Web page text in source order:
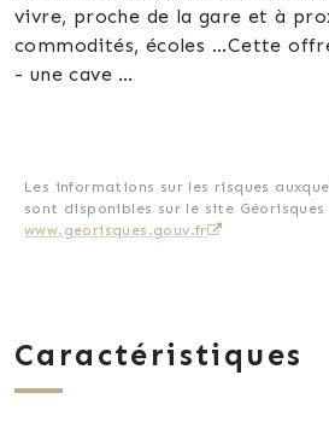
vivre, proche de la gare et à
commodités, écoles ...Cette
- une cave
récents
- un chauffage électrique
rendez-vous en téléphonant au
Les informations sur les risques
sont disponibles sur le site Géorisques
www.georisques.gouv.fr
Caractéristiques